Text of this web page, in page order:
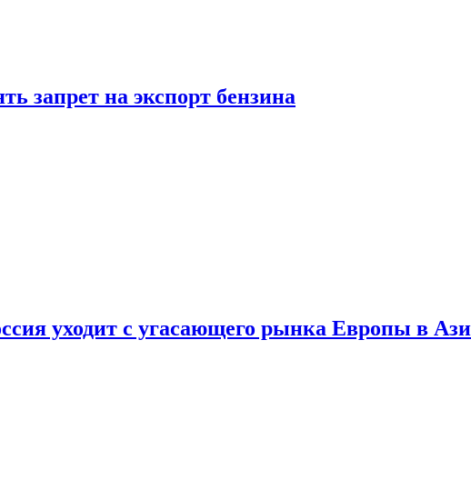
запрет на экспорт бензина
уходит с угасающего рынка Европы в